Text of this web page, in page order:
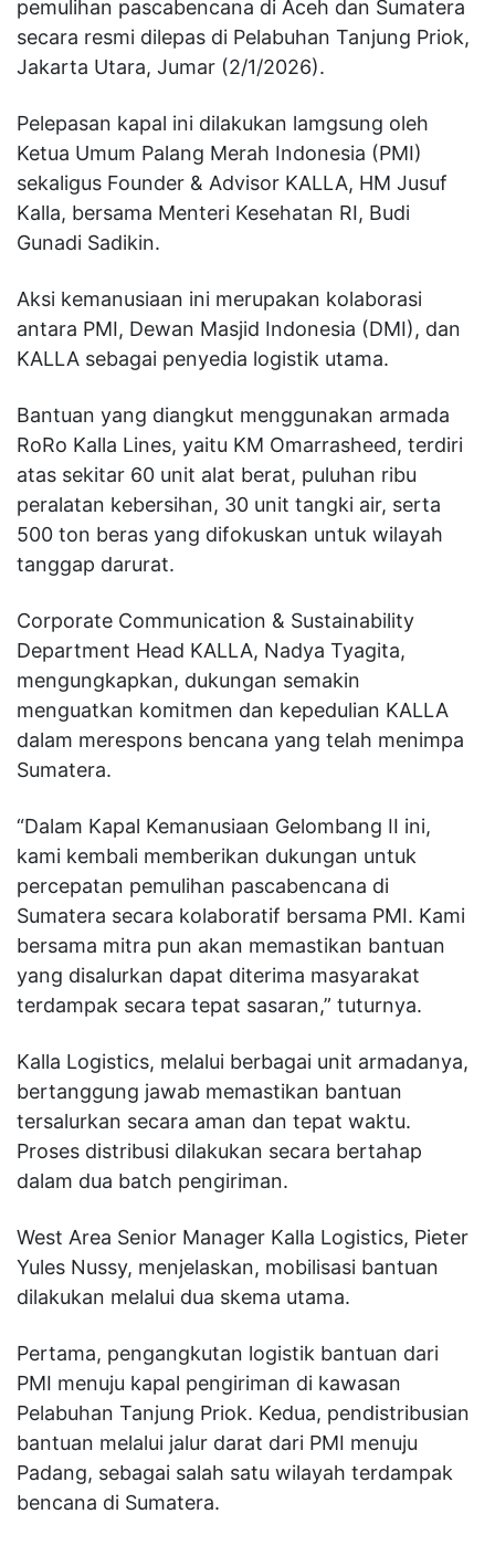
pemulihan pascabencana di Aceh dan Sumatera
secara resmi dilepas di Pelabuhan Tanjung Priok,
Jakarta Utara, Jumar (2/1/2026).
Pelepasan kapal ini dilakukan lamgsung oleh
Ketua Umum Palang Merah Indonesia (PMI)
sekaligus Founder & Advisor KALLA, HM Jusuf
Kalla, bersama Menteri Kesehatan RI, Budi
Gunadi Sadikin.
Aksi kemanusiaan ini merupakan kolaborasi
antara PMI, Dewan Masjid Indonesia (DMI), dan
KALLA sebagai penyedia logistik utama.
Bantuan yang diangkut menggunakan armada
RoRo Kalla Lines, yaitu KM Omarrasheed, terdiri
atas sekitar 60 unit alat berat, puluhan ribu
peralatan kebersihan, 30 unit tangki air, serta
500 ton beras yang difokuskan untuk wilayah
tanggap darurat.
Corporate Communication & Sustainability
Department Head KALLA, Nadya Tyagita,
mengungkapkan, dukungan semakin
menguatkan komitmen dan kepedulian KALLA
dalam merespons bencana yang telah menimpa
Sumatera.
“Dalam Kapal Kemanusiaan Gelombang II ini,
kami kembali memberikan dukungan untuk
percepatan pemulihan pascabencana di
Sumatera secara kolaboratif bersama PMI. Kami
bersama mitra pun akan memastikan bantuan
yang disalurkan dapat diterima masyarakat
terdampak secara tepat sasaran,” tuturnya.
Kalla Logistics, melalui berbagai unit armadanya,
bertanggung jawab memastikan bantuan
tersalurkan secara aman dan tepat waktu.
Proses distribusi dilakukan secara bertahap
dalam dua batch pengiriman.
West Area Senior Manager Kalla Logistics, Pieter
Yules Nussy, menjelaskan, mobilisasi bantuan
dilakukan melalui dua skema utama.
Pertama, pengangkutan logistik bantuan dari
PMI menuju kapal pengiriman di kawasan
Pelabuhan Tanjung Priok. Kedua, pendistribusian
bantuan melalui jalur darat dari PMI menuju
Padang, sebagai salah satu wilayah terdampak
bencana di Sumatera.